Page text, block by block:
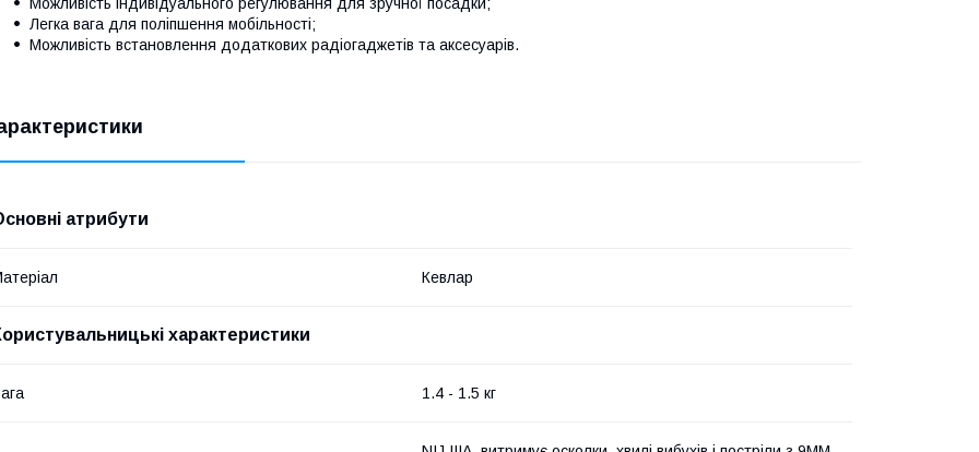
Легка вага для поліпшення мобільності;
Можливість встановлення додаткових радіогаджетів та аксесуарів.
атрибути
Кевлар
характеристики
1.4 - 1.5 кг